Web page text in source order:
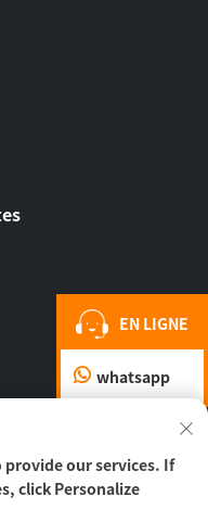
EN LIGNE
whatsapp
provide our services. If
click Personalize